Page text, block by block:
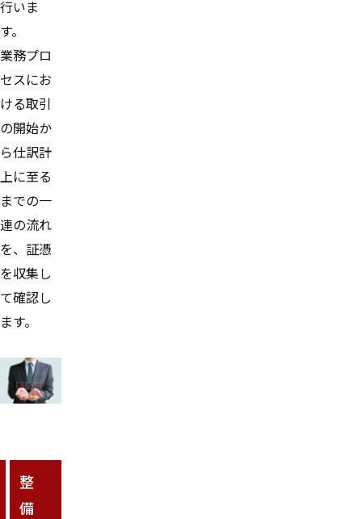
行いま
す。
業務プロ
セスにお
ける取引
の開始か
ら仕訳計
上に至る
までの一
連の流れ
を、証憑
を収集し
て確認し
ます。
整
備